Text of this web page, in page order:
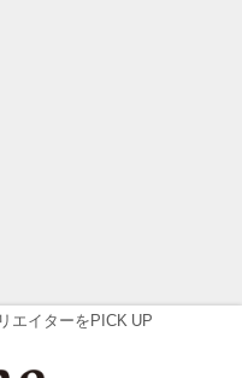
エイターをPICK UP